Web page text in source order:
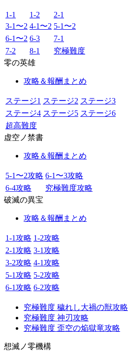
1-1 1-2
2-1
3-1〜2 4-1〜2 5-1〜2
6-1〜2 6-3
7-1
7-2
8-1
究極難度
零の英雄
攻略＆報酬まとめ
ステージ1 ステージ2 ステージ3
ステージ4 ステージ5 ステージ6
超高難度
虚空ノ禁書
攻略＆報酬まとめ
5-1〜2攻略 6-1〜3攻略
6-4攻略
究極難度攻略
破滅の異宝
攻略＆報酬まとめ
1-1攻略 1-2攻略
2-1攻略 3-1攻略
3-2攻略 4-1攻略
5-1攻略 5-2攻略
6-1攻略 6-2攻略
究極難度 穢れし大禍の獣攻略
究極難度 神刃攻略
究極難度 歪空の焔獄竜攻略
想滅ノ零機構